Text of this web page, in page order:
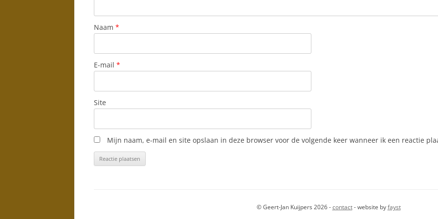
Naam *
E-mail *
Site
Mijn naam, e-mail en site opslaan in deze browser voor de volgende keer wanneer ik een reactie
© Geert-Jan Kuijpers 2026 -contact- website byfayst